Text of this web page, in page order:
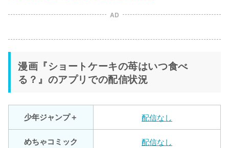
AD
漫画『ショートケーキの苺はいつ食べ
る？』のアプリでの配信状況
少年ジャンプ＋ 配信なし
めちゃコミック 配信なし